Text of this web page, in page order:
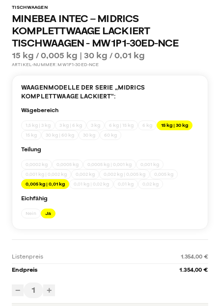
TISCHWAAGEN
MINEBEA INTEC – MIDRICS
KOMPLETTWAAGE LACKIERT
TISCHWAAGEN - MW1P1-30ED-NCE
15 kg / 0,005 kg | 30 kg / 0,01 kg
ARTIKEL-NUMMER: MW1P1-30ED-NCE
WAAGENMODELLE DER SERIE „MIDRICS
KOMPLETTWAAGE LACKIERT“:
Wägebereich
1,5 kg | 3 kg 3 kg | 6 kg 3 kg 6 kg | 15 kg 6 kg
15 kg | 30 kg
15 kg
30 kg | 60 kg 30 kg 60 kg
Teilung
0,0002 kg 0,0005 kg 0,0005 kg | 0,001 kg
0,001 kg
0,001 kg | 0,002 kg
0,002 kg 0,002 kg | 0,005 kg
0,005 kg
0,005 kg | 0,01 kg
0,01 kg | 0,02 kg 0,01 kg 0,02 kg
Eichfähig
Nein Ja
Listenpreis
1.354,00 €
Endpreis
1.354,00 €
− 1 +